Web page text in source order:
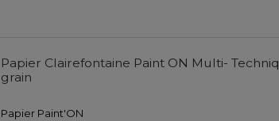
Papier Clairefontaine Paint ON Multi-
grain
Papier Paint'ON